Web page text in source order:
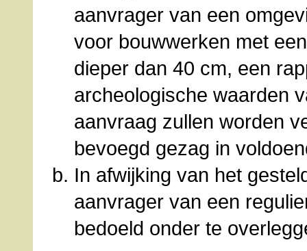
aanvrager van een
voor bouwwerken met
dieper dan 40 cm, een
archeologische waarden
aanvraag zullen worden
bevoegd gezag in
In afwijking van het
aanvrager van een
bedoeld onder te